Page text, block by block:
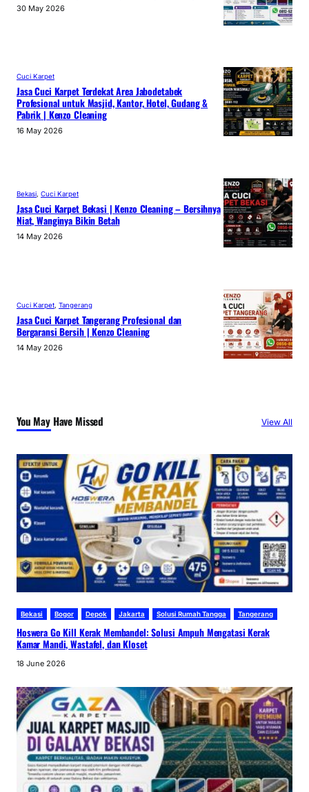
30 May 2026
Cuci Karpet
Jasa Cuci Karpet Terdekat Area Jabodetabek
Profesional untuk Masjid, Kantor, Hotel, Gudang &
Pabrik | Kenzo Cleaning
16 May 2026
Bekasi Cuci Karpet
Jasa Cuci Karpet Bekasi | Kenzo Cleaning – Bersihnya
Niat, Wanginya Bikin Betah
14 May 2026
Cuci Karpet Tangerang
Jasa Cuci Karpet Tangerang Profesional dan
Bergaransi Bersih | Kenzo Cleaning
14 May 2026
You May Have Missed View All
Bekasi Bogor Depok Jakarta Solusi Rumah Tangga Tangerang
Hoswera Go Kill Kerak Membandel: Solusi Ampuh Mengatasi Kerak
Kamar Mandi, Wastafel, dan Kloset
18 June 2026